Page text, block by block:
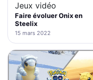
Jeux vidéo
Faire évoluer Onix en
Steelix
15 mars 2022